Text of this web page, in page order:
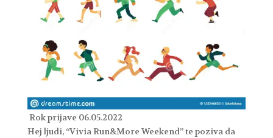
Rok prijave 06.05.2022
Hej ljudi, “Vivia Run&More Weekend” te poziva da